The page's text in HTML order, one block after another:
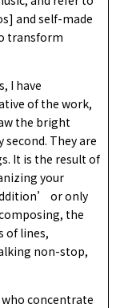
and self-made
transform
I have
of the work,
the bright
They are
It is the result of
your
or only
the
of lines,
non-stop,
concentrate